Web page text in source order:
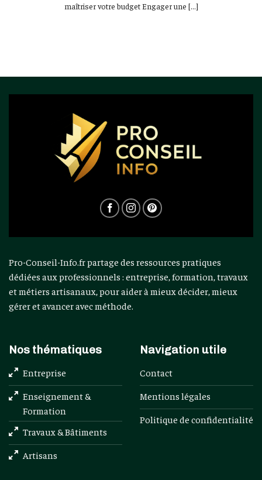
maîtriser votre budget Engager une [...]
Pro-Conseil-Info.fr partage des ressources pratiques
dédiées aux professionnels : entreprise, formation, travaux
et métiers artisanaux, pour aider à mieux décider, mieux
gérer et avancer avec méthode.
Nos thématiques
Entreprise
Enseignement &
Formation
Travaux & Bâtiments
Artisans
Navigation utile
Contact
Mentions légales
Politique de confidentialité